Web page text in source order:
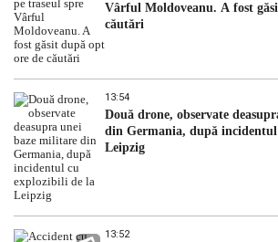
Vârful Moldoveanu. A fost
căutări
13:54
Două drone, observate
din Germania, după
Leipzig
13:52